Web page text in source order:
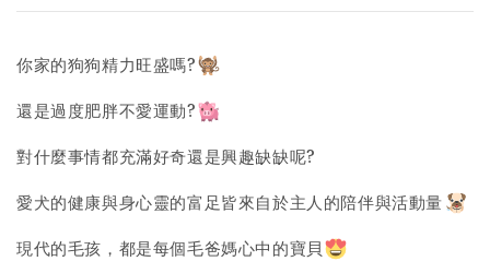
你家的狗狗精力旺盛嗎?
還是過度肥胖不愛運動?
對什麼事情都充滿好奇還是興趣缺缺呢?
愛犬的健康與身心靈的富足皆來自於主人的陪伴與活動量
現代的毛孩，都是每個毛爸媽心中的寶貝